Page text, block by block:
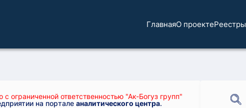
ГлавнаяО проектеРеестры
с ограниченной ответственностью "Ак-Богуз групп"
на портале аналитического центра.